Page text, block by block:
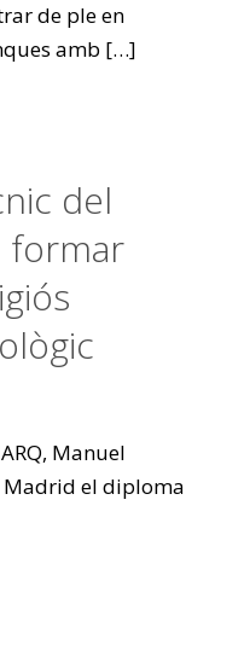
de ple en
amb […]
del
formar
Manuel
Madrid el diploma